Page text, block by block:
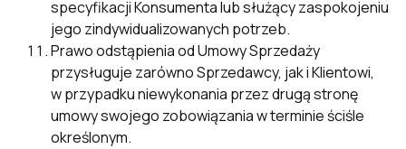
specyfikacji Konsumenta lub służący zaspokojeniu
jego zindywidualizowanych potrzeb.
Prawo odstąpienia od Umowy Sprzedaży
przysługuje zarówno Sprzedawcy, jak i Klientowi,
w przypadku niewykonania przez drugą stronę
umowy swojego zobowiązania w terminie ściśle
określonym.